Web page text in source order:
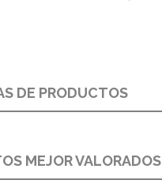
DE PRODUCTOS
MEJOR VALORADOS